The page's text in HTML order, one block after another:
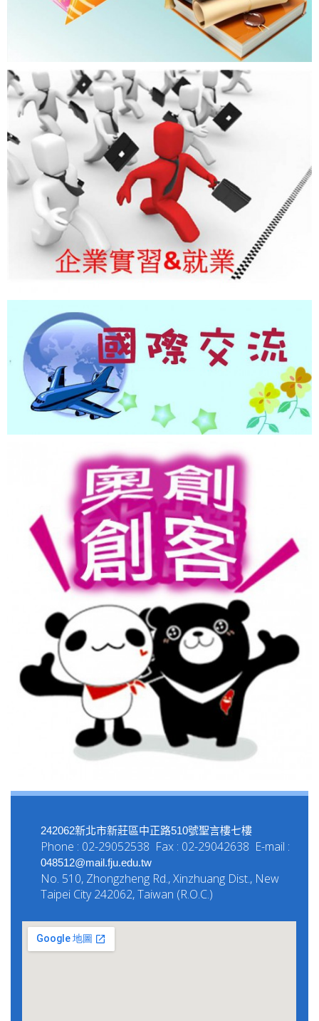
242062新北市新莊區中正路510號聖言樓七樓
Phone : 02-29052538 Fax : 02-29042638 E-mail :
048512@mail.fju.edu.tw
No. 510, Zhongzheng Rd., Xinzhuang Dist., New
Taipei City 242062, Taiwan (R.O.C.)